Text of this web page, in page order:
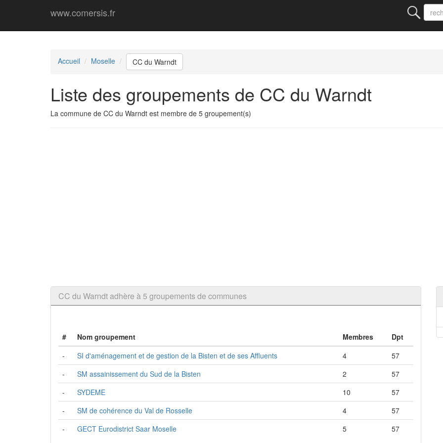
www.comersis.fr
Accueil Moselle CC du Warndt
Liste des groupements de CC du Warndt
La commune de CC du Warndt est membre de 5 groupement(s)
CC du Warndt adhère à 5 groupements de communes
# Nom groupement Membres
Dpt
-
SI d'aménagement et de gestion de la Bisten et de ses Affluents 4
57
-
SM assainissement du Sud de la Bisten 2
57
-
SYDEME 10
57
-
SM de cohérence du Val de Rosselle 4
57
-
GECT Eurodistrict Saar Moselle 5 57